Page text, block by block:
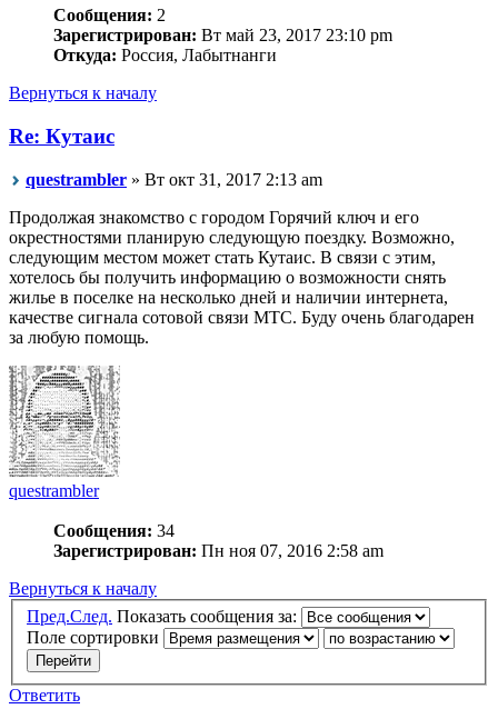
Сообщения: 2
Зарегистрирован: Вт май 23, 2017 23:10 pm
Откуда: Россия, Лабытнанги
Вернуться к началу
Re: Кутаис
questrambler » Вт окт 31, 2017 2:13 am
Продолжая знакомство с городом Горячий ключ и его
окрестностями планирую следующую поездку. Возможно,
следующим местом может стать Кутаис. В связи с этим,
хотелось бы получить информацию о возможности снять
жилье в поселке на несколько дней и наличии интернета,
качестве сигнала сотовой связи МТС. Буду очень благодарен
за любую помощь.
questrambler
Сообщения: 34
Зарегистрирован: Пн ноя 07, 2016 2:58 am
Вернуться к началу
Пред.След. Показать сообщения за:
Поле сортировки
Ответить